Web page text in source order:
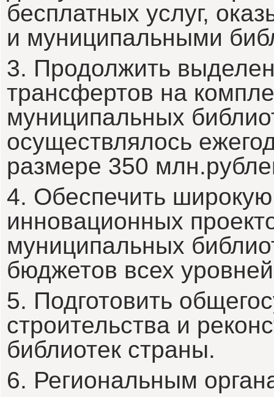
бесплатных услуг,
и муниципальными
3. Продолжить
трансфертов на
муниципальных
осуществлялось
размере 350
4. Обеспечить
инновационных
муниципальных
бюджетов всех
5. Подготовить
строительства и
библиотек страны.
6. Региональным